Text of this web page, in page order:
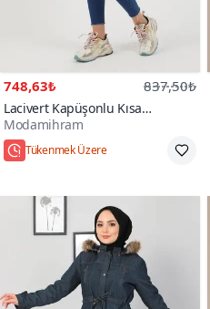
748,63₺ 837,50₺
Lacivert Kapüşonlu Kısa
Kapitone Mont
Modamihram
Tükenmek Üzere